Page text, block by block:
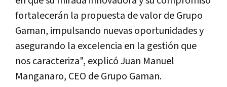
fortalecerán la propuesta de valor de Grupo
Gaman, impulsando nuevas oportunidades y
asegurando la excelencia en la gestión que
nos caracteriza", explicó Juan Manuel
Manganaro, CEO de Grupo Gaman.